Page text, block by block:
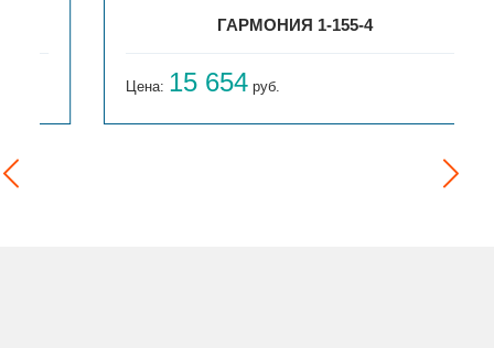
ГАРМОНИЯ 1-155-4
15 654 руб.